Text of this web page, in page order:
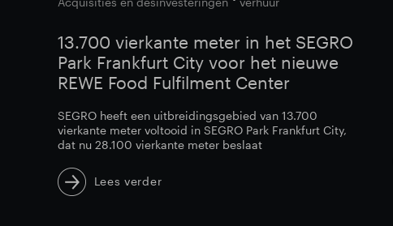
13.700 vierkante meter in het SEGRO
Park Frankfurt City voor het nieuwe
REWE Food Fulfilment Center
SEGRO heeft een uitbreidingsgebied van 13.700
vierkante meter voltooid in SEGRO Park Frankfurt City,
dat nu 28.100 vierkante meter beslaat
Lees verder